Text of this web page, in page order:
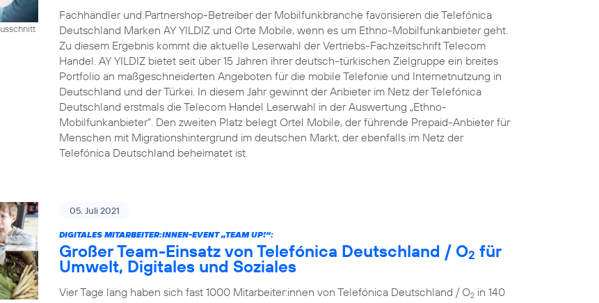
Fachhändler und Partnershop-Betreiber der Mobilfunkbranche favorisieren die Telefónica
Deutschland Marken AY YILDIZ und Orte Mobile, wenn es um Ethno-Mobilfunkanbieter geht.
Zu diesem Ergebnis kommt die aktuelle Leserwahl der Vertriebs-Fachzeitschrift Telecom
Handel. AY YILDIZ bietet seit über 15 Jahren ihrer deutsch-türkischen Zielgruppe ein breites
Portfolio an maßgeschneiderten Angeboten für die mobile Telefonie und Internetnutzung in
Deutschland und der Türkei. In diesem Jahr gewinnt der Anbieter im Netz der Telefónica
Deutschland erstmals die Telecom Handel Leserwahl in der Auswertung „Ethno-
Mobilfunkanbieter“. Den zweiten Platz belegt Ortel Mobile, der führende Prepaid-Anbieter für
Menschen mit Migrationshintergrund im deutschen Markt, der ebenfalls im Netz der
Telefónica Deutschland beheimatet ist.
05. Juli 2021
DIGITALES MITARBEITER:INNEN-EVENT „TEAM UP!“:
Großer Team-Einsatz von Telefónica Deutschland / O2 für
Umwelt, Digitales und Soziales
Vier Tage lang haben sich fast 1000 Mitarbeiter:innen von Telefónica Deutschland / O2 in 140